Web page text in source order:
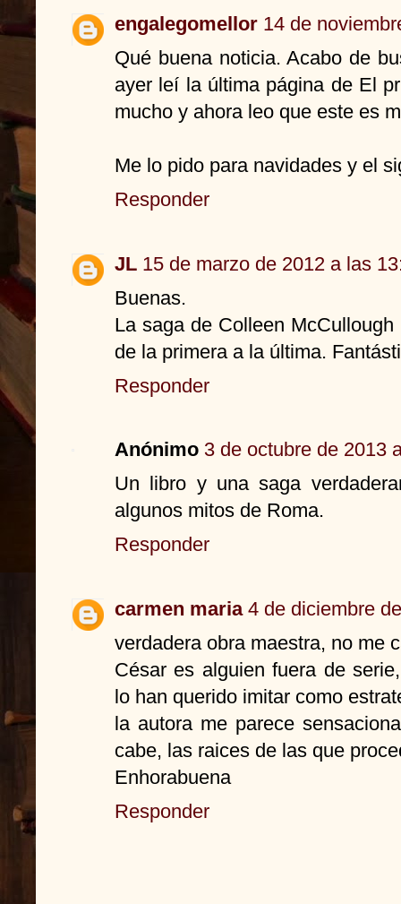
engalegomellor 14 de
Qué buena noticia. Acabo de
ayer leí la última página de El
mucho y ahora leo que este es
Me lo pido para navidades y el
Responder
JL 15 de marzo de 2012 a las
Buenas.
La saga de Colleen
de la primera a la última.
Responder
Anónimo 3 de octubre de 2013
Un libro y una saga
algunos mitos de Roma.
Responder
carmen maria 4 de diciembre
verdadera obra maestra, no me
César es alguien fuera de
lo han querido imitar como
la autora me parece
cabe, las raices de las que
Enhorabuena
Responder